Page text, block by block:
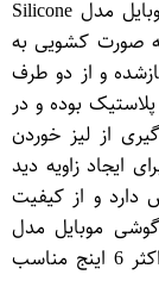
غیره را خواهد داشت. پایه نگهدارنده گوشی موبایل مدل Silicone
صورت کشویی به
و از دو طرف
بوده و در
از لیز خوردن
ایجاد زاویه دید
چرخش دارد و از کیفیت
گوشی موبایل مدل
Silicone برای گوشی های هوشمند با سایز حداکثر 6 اینج مناسب